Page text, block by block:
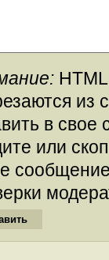
из
в
или